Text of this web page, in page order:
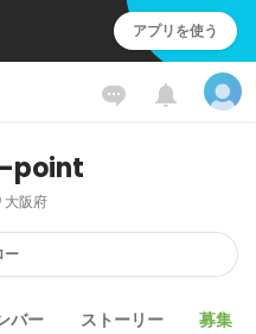
アプリを使う
point
大阪府
ー
バー ストーリー 募集